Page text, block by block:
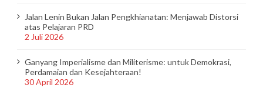
Jalan Lenin Bukan Jalan Pengkhianatan: Menjawab Distorsi
atas Pelajaran PRD
2 Juli 2026
Ganyang Imperialisme dan Militerisme: untuk Demokrasi,
Perdamaian dan Kesejahteraan!
30 April 2026